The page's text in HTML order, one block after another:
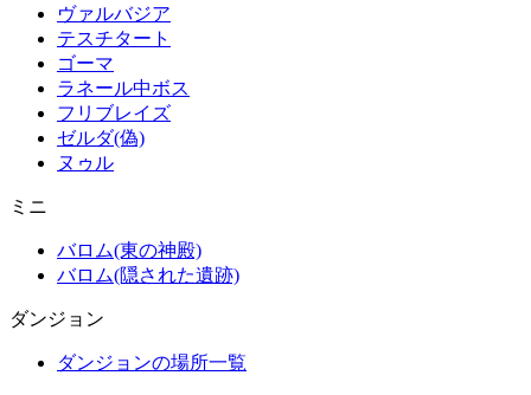
ヴァルバジア
テスチタート
ゴーマ
ラネール中ボス
フリブレイズ
ゼルダ(偽)
ヌゥル
ミニ
バロム(東の神殿)
バロム(隠された遺跡)
ダンジョン
ダンジョンの場所一覧